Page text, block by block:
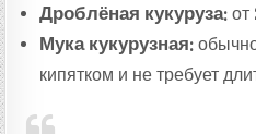
Дроблёная кукуруза: от
Мука кукурузная:
кипятком и не требует